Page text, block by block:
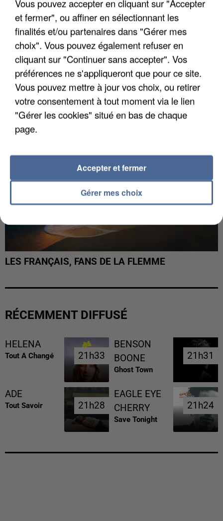
LES DONNÉES DE 300 000 CLIENTS DÉROBÉES À
INTERMARCHÉ APRÈS UNE...
LES FRANÇAIS, FANS DE LA FLEMME
RÉCEMMENT DIFFUSÉ
HELENA
Tout A Changé 21h33
21h33
BENSON
BOONE
Ghost Town
21h31
21h31
ADE
Tout Savoir 21h28
21h28
EAGLE EYE
CHERRY
Save Tonight
21h24
21h24
Vous pouvez accepter en cliquant sur "Accepter
et fermer", ou affiner en sélectionnant les
finalités et/ou partenaires dans "Gérer mes
choix". Vous pouvez également refuser en
cliquant sur "Continuer sans accepter". Vos
préférences ne s'appliqueront que pour ce site.
Vous pouvez mettre à jour vos choix, ou retirer
votre consentement à tout moment via le lien
"Gérer les cookies" situé en bas de chaque
page.
Gérer mes choix
Accepter et fermer